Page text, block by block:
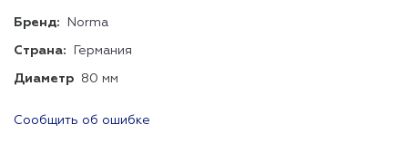
Бренд: Norma
Страна: Германия
Диаметр 80 мм
Сообщить об ошибке